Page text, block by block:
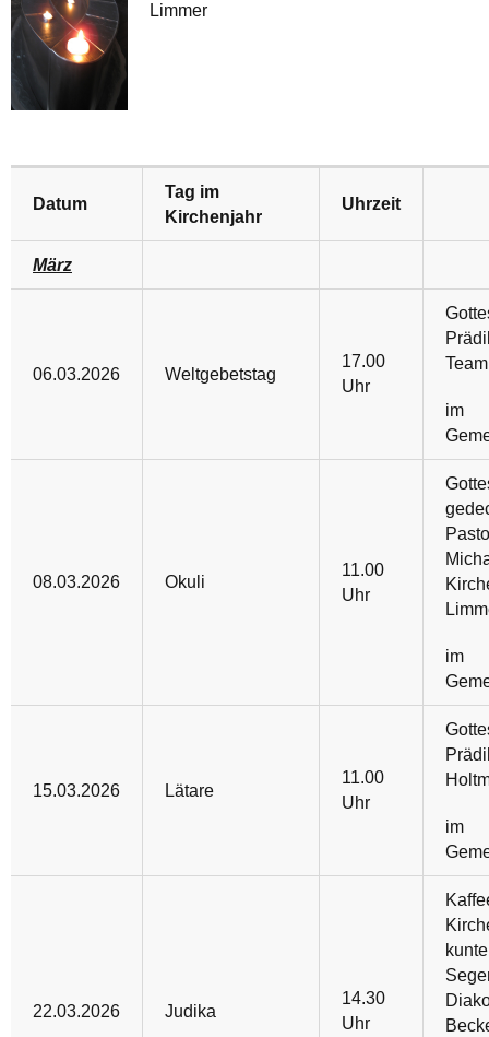
Limmer
Datum
Tag im
Kirchenjahr
Uhrzeit
März
06.03.2026 Weltgebetstag
17.00
Uhr
Team
im
08.03.2026 Okuli
11.00
Uhr
im
15.03.2026 Lätare
11.00
Uhr
im
22.03.2026 Judika
14.30
Uhr